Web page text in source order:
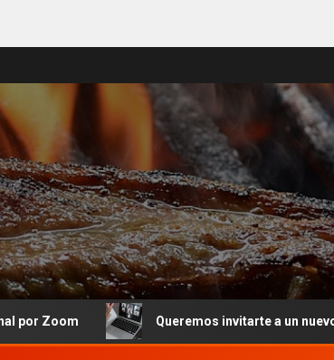
Queremos invitarte a un nuevo evento